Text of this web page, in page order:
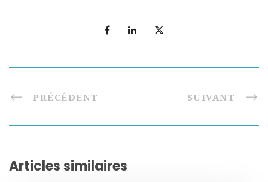
PRÉCÉDENT SUIVANT
Articles similaires